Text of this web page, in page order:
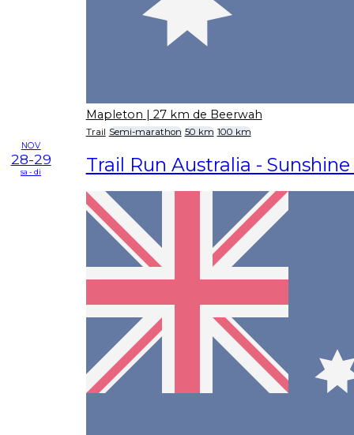
Mapleton | 27 km de Beerwah
Trail Semi-marathon 50 km 100 km
NOV
28-29
sa - di Trail Run Australia -